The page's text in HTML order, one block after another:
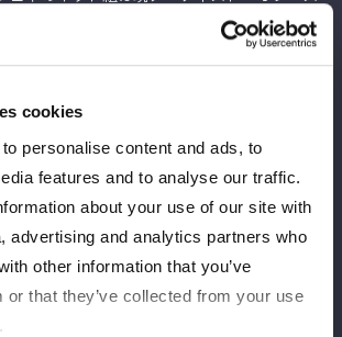
cookies
personalise content and ads, to
features and to analyse our traffic.
about your use of our site with
advertising and analytics partners who
other information that you’ve
or that they’ve collected from your use
で、キッドとＡＺＭはキッドのワンダー王座
かり。横浜アリーナではキッドがＡＺＭから
生ネオジェネのスタートとも言えそうだ。ま
。よって、この試合はタイトルマッチに向け
。そして、ＥＸＶは白川未奈のＡＥＷ移籍に
欠場が発表されたばかり。舞華はゴールデン
欠場となるが、それまでにメンバーに向けて
コーナーに歩を進め、キッドと視殺戦。試合
ＫＯでスタートし、背比べ。ＨＡＮＡＫＯが